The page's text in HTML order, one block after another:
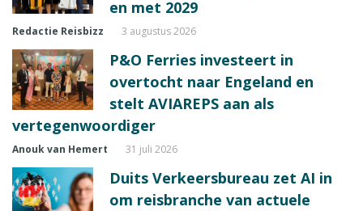
en met 2029
Redactie Reisbizz 3 augustus 2026
P&O Ferries investeert in
overtocht naar Engeland en
stelt AVIAREPS aan als
vertegenwoordiger
Anouk van Hemert 31 juli 2026
Duits Verkeersbureau zet AI in
om reisbranche van actuele